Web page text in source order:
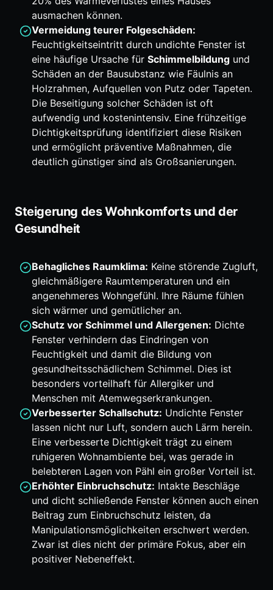
ausmachen können.
Vermeidung teurer Folgeschäden:
Feuchtigkeitseintritt durch undichte Fenster ist
eine häufige Ursache für Schimmelbildung und
Schäden an der Bausubstanz wie Fäulnis an
Holzrahmen, Aufquellen von Putz oder Tapeten.
Die Beseitigung solcher Schäden ist oft
aufwendig und kostenintensiv. Eine frühzeitige
Dichtigkeitsprüfung identifiziert diese Risiken
und ermöglicht präventive Maßnahmen, die
deutlich günstiger sind als Großsanierungen.
Steigerung des Wohnkomforts und der
Gesundheit
Behagliches Raumklima: Keine störende Zugluft,
gleichmäßigere Raumtemperaturen und ein
angenehmeres Wohngefühl. Ihre Räume fühlen
sich wärmer und gemütlicher an.
Schutz vor Schimmel und Allergenen: Dichte
Fenster verhindern das Eindringen von
Feuchtigkeit und damit die Bildung von
gesundheitsschädlichem Schimmel. Dies ist
besonders vorteilhaft für Allergiker und
Menschen mit Atemwegserkrankungen.
Verbesserter Schallschutz: Undichte Fenster
lassen nicht nur Luft, sondern auch Lärm herein.
Eine verbesserte Dichtigkeit trägt zu einem
ruhigeren Wohnambiente bei, was gerade in
belebteren Lagen von Pähl ein großer Vorteil ist.
Erhöhter Einbruchschutz: Intakte Beschläge
und dicht schließende Fenster können auch einen
Beitrag zum Einbruchschutz leisten, da
Manipulationsmöglichkeiten erschwert werden.
Zwar ist dies nicht der primäre Fokus, aber ein
positiver Nebeneffekt.